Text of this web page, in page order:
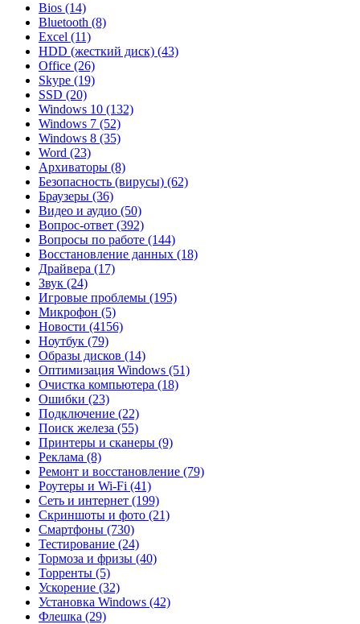
Bios (14)
Bluetooth (8)
Excel (11)
HDD (жесткий диск) (43)
Office (26)
Skype (19)
SSD (20)
Windows 10 (132)
Windows 7 (52)
Windows 8 (35)
Word (23)
Архиваторы (8)
Безопасность (вирусы) (62)
Браузеры (36)
Видео и аудио (50)
Вопрос-ответ (392)
Вопросы по работе (144)
Восстановление данных (18)
Драйвера (17)
Звук (24)
Игровые проблемы (195)
Микрофон (5)
Новости (4156)
Ноутбук (79)
Образы дисков (14)
Оптимизация Windows (51)
Очистка компьютера (18)
Ошибки (23)
Подключение (22)
Поиск железа (55)
Принтеры и сканеры (9)
Реклама (8)
Ремонт и восстановление (79)
Роутеры и Wi-Fi (41)
Сеть и интернет (199)
Скриншоты и фото (21)
Смартфоны (730)
Тестирование (24)
Тормоза и фризы (40)
Торренты (5)
Ускорение (32)
Установка Windows (42)
Флешка (29)